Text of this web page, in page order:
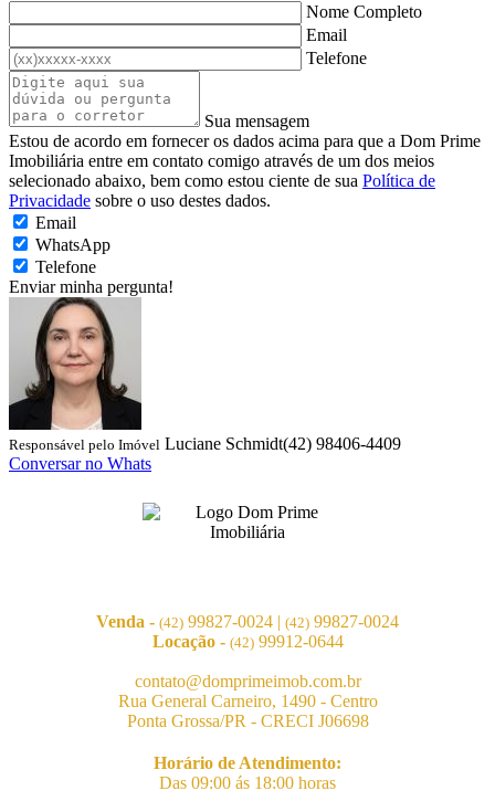
Nome Completo
Email
Telefone
Sua mensagem
Estou de acordo em fornecer os dados acima para que a Dom Prime
Imobiliária entre em contato comigo através de um dos meios
selecionado abaixo, bem como estou ciente de sua Política de
Privacidade sobre o uso destes dados.
Email
WhatsApp
Telefone
Enviar minha pergunta!
Responsável pelo Imóvel Luciane Schmidt(42) 98406-4409
Conversar no Whats
Venda - (42) 99827-0024 | (42) 99827-0024
Locação - (42)99912-0644
contato@domprimeimob.com.br
Rua General Carneiro, 1490 - Centro
Ponta Grossa/PR - CRECI J06698
Horário de Atendimento:
Das 09:00 ás 18:00 horas